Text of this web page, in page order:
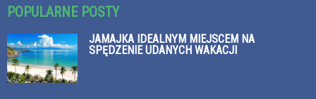
POPULARNE POSTY
JAMAJKA IDEALNYM MIEJSCEM NA
SPĘDZENIE UDANYCH WAKACJI